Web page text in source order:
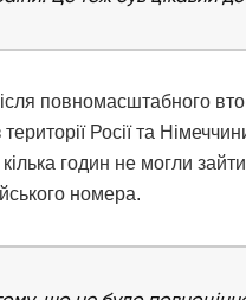
повномасштабного
Росії та
годин не могли
номера.